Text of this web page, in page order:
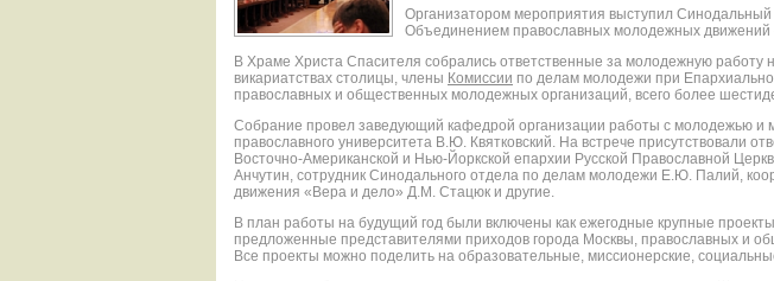
Организатором мероприятия выступил
Объединением православных молодежных движений
В Храме Христа Спасителя собрались ответственные за молодежную работу
викариатствах столицы, члены Комиссии по делам молодежи при
православных и общественных молодежных организаций, всего более
Собрание провел заведующий кафедрой организации работы с молодежью и
православного университета В.Ю. Квятковский. На встрече присутствовали
Восточно-Американской и Нью-Йоркской епархии Русской Православной
Анчутин, сотрудник Синодального отдела по делам молодежи Е.Ю. Палий,
движения «Вера и дело» Д.М. Стацюк и другие.
В план работы на будущий год были включены как ежегодные крупные
предложенные представителями приходов города Москвы, православных и
Все проекты можно поделить на образовательные, миссионерские,